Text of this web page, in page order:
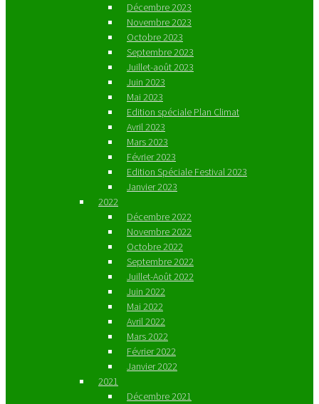
Décembre 2023
Novembre 2023
Octobre 2023
Septembre 2023
Juillet-août 2023
Juin 2023
Mai 2023
Edition spéciale Plan Climat
Avril 2023
Mars 2023
Février 2023
Edition Spéciale Festival 2023
Janvier 2023
2022
Décembre 2022
Novembre 2022
Octobre 2022
Septembre 2022
Juillet-Août 2022
Juin 2022
Mai 2022
Avril 2022
Mars 2022
Février 2022
Janvier 2022
2021
Décembre 2021